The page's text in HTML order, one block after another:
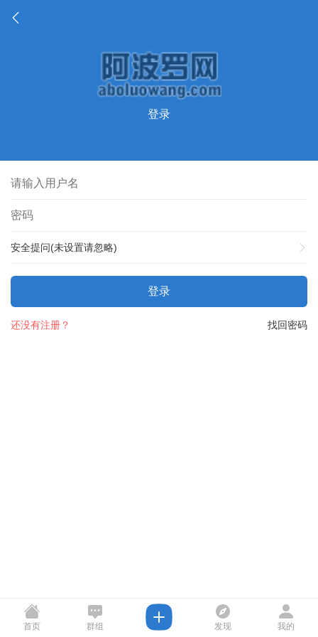
登录
安全提问(未设置请忽略)
登录
找回密码
还没有注册？
首页 群组 发现 我的